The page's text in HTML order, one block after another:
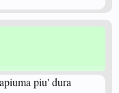
piu' dura